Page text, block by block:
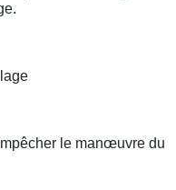
le manœuvre du